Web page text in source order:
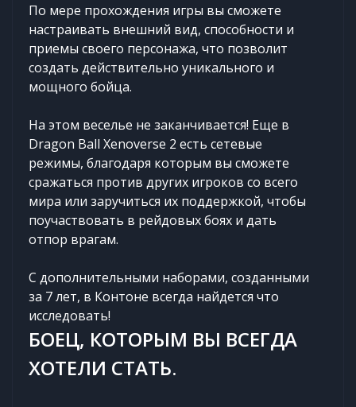
По мере прохождения игры вы сможете
настраивать внешний вид, способности и
приемы своего персонажа, что позволит
создать действительно уникального и
мощного бойца.
На этом веселье не заканчивается! Еще в
Dragon Ball Xenoverse 2 есть сетевые
режимы, благодаря которым вы сможете
сражаться против других игроков со всего
мира или заручиться их поддержкой, чтобы
поучаствовать в рейдовых боях и дать
отпор врагам.
С дополнительными наборами, созданными
за 7 лет, в Контоне всегда найдется что
исследовать!
БОЕЦ, КОТОРЫМ ВЫ ВСЕГДА
ХОТЕЛИ СТАТЬ.